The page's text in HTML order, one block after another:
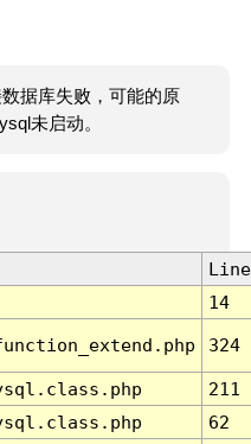
据库失败，可能的原
未启动。
Line
14
324
211
62